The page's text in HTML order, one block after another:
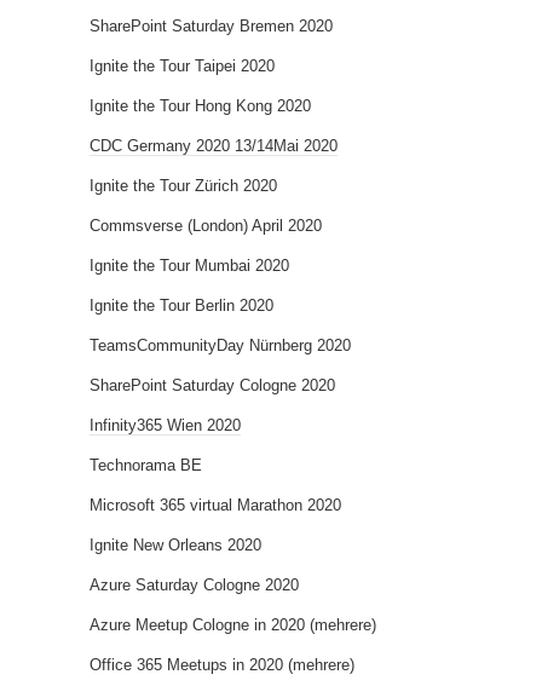
SharePoint Saturday Bremen 2020
Ignite the Tour Taipei 2020
Ignite the Tour Hong Kong 2020
CDC Germany 2020 13/14Mai 2020
Ignite the Tour Zürich 2020
Commsverse (London) April 2020
Ignite the Tour Mumbai 2020
Ignite the Tour Berlin 2020
TeamsCommunityDay Nürnberg 2020
SharePoint Saturday Cologne 2020
Infinity365 Wien 2020
Technorama BE
Microsoft 365 virtual Marathon 2020
Ignite New Orleans 2020
Azure Saturday Cologne 2020
Azure Meetup Cologne in 2020 (mehrere)
Office 365 Meetups in 2020 (mehrere)